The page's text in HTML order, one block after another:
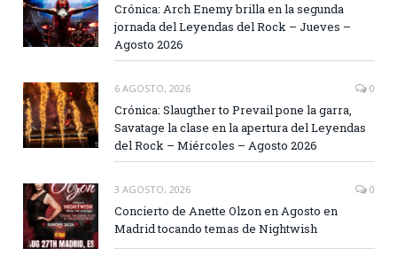
Crónica: Arch Enemy brilla en la segunda
jornada del Leyendas del Rock – Jueves –
Agosto 2026
6 AGOSTO, 2026 0
Crónica: Slaugther to Prevail pone la garra,
Savatage la clase en la apertura del Leyendas
del Rock – Miércoles – Agosto 2026
3 AGOSTO, 2026 0
Concierto de Anette Olzon en Agosto en
Madrid tocando temas de Nightwish